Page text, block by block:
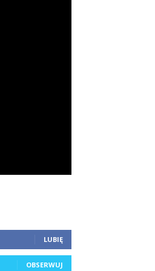
LUBIĘ
OBSERWUJ